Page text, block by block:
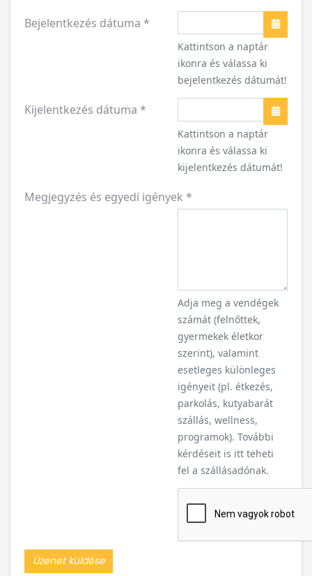
Bejelentkezés dátuma *
Naptár
Kattintson a naptár
ikonra és válassa ki
bejelentkezés dátumát!
Kijelentkezés dátuma *
Naptár
Kattintson a naptár
ikonra és válassa ki
kijelentkezés dátumát!
Megjegyzés és egyedi igények *
Adja meg a vendégek
számát (felnőttek,
gyermekek életkor
szerint), valamint
esetleges különleges
igényeit (pl. étkezés,
parkolás, kutyabarát
szállás, wellness,
programok). További
kérdéseit is itt teheti
fel a szállásadónak.
Üzenet küldése